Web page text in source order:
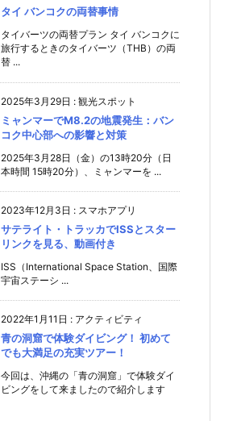
タイ バンコクの両替事情
タイバーツの両替プラン タイ バンコクに
旅行するときのタイバーツ（THB）の両
替 ...
2025年3月29日 : 観光スポット
ミャンマーでM8.2の地震発生：バン
コク中心部への影響と対策
2025年3月28日（金）の13時20分（日
本時間 15時20分）、ミャンマーを ...
2023年12月3日 : スマホアプリ
サテライト・トラッカでISSとスター
リンクを見る、動画付き
ISS（International Space Station、国際
宇宙ステーシ ...
2022年1月11日 : アクティビティ
青の洞窟で体験ダイビング！ 初めて
でも大満足の充実ツアー！
今回は、沖縄の「青の洞窟」で体験ダイ
ビングをして来ましたので紹介します